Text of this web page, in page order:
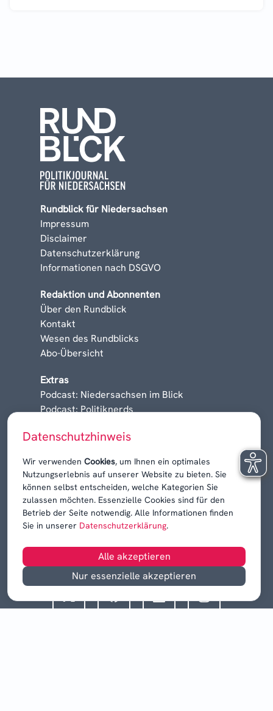
Datenschutzhinweis
Wir verwenden Cookies, um Ihnen ein optimales
Nutzungserlebnis auf unserer Website zu bieten. Sie
können selbst entscheiden, welche Kategorien Sie
zulassen möchten. Essenzielle Cookies sind für den
Betrieb der Seite notwendig. Alle Informationen finden
Sie in unserer Datenschutzerklärung.
Alle akzeptieren
Nur essenzielle akzeptieren
Rundblick für Niedersachsen
Impressum
Disclaimer
Datenschutzerklärung
Informationen nach DSGVO
Redaktion und Abonnenten
Über den Rundblick
Kontakt
Wesen des Rundblicks
Abo-Übersicht
Extras
Podcast: Niedersachsen im Blick
Podcast: Politiknerds
Karrieren, Krisen & Kontroversen